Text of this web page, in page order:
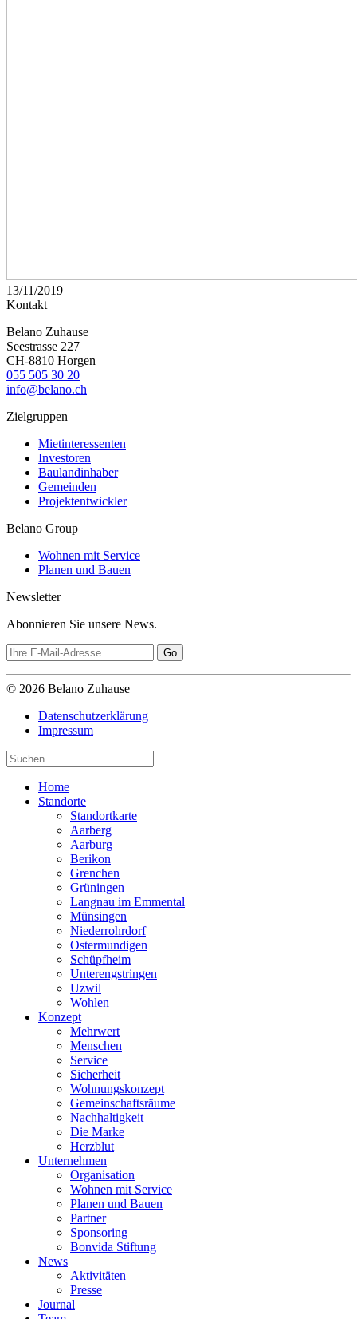
13/11/2019
Kontakt
Belano Zuhause
Seestrasse 227
CH-8810 Horgen
055 505 30 20
info@belano.ch
Zielgruppen
Mietinteressenten
Investoren
Baulandinhaber
Gemeinden
Projektentwickler
Belano Group
Wohnen mit Service
Planen und Bauen
Newsletter
Abonnieren Sie unsere News.
© 2026 Belano Zuhause
Datenschutzerklärung
Impressum
Home
Standorte
Standortkarte
Aarberg
Aarburg
Berikon
Grenchen
Grüningen
Langnau im Emmental
Münsingen
Niederrohrdorf
Ostermundigen
Schüpfheim
Unterengstringen
Uzwil
Wohlen
Konzept
Mehrwert
Menschen
Service
Sicherheit
Wohnungskonzept
Gemeinschaftsräume
Nachhaltigkeit
Die Marke
Herzblut
Unternehmen
Organisation
Wohnen mit Service
Planen und Bauen
Partner
Sponsoring
Bonvida Stiftung
News
Aktivitäten
Presse
Journal